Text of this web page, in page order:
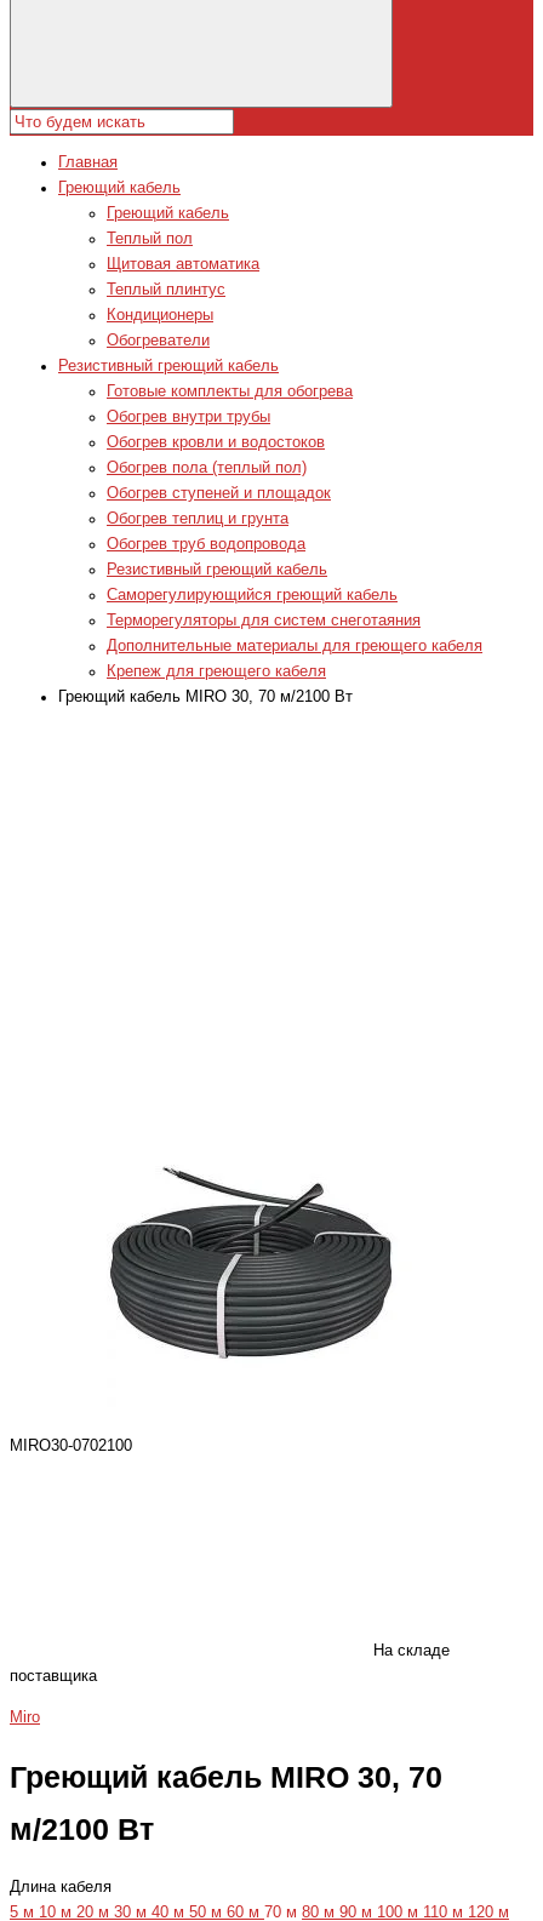
Главная
Греющий кабель
Греющий кабель
Теплый пол
Щитовая автоматика
Теплый плинтус
Кондиционеры
Обогреватели
Резистивный греющий кабель
Готовые комплекты для обогрева
Обогрев внутри трубы
Обогрев кровли и водостоков
Обогрев пола (теплый пол)
Обогрев ступеней и площадок
Обогрев теплиц и грунта
Обогрев труб водопровода
Резистивный греющий кабель
Саморегулирующийся греющий кабель
Терморегуляторы для систем снеготаяния
Дополнительные материалы для греющего кабеля
Крепеж для греющего кабеля
Греющий кабель MIRO 30, 70 м/2100 Вт
MIRO30-0702100
На складе
поставщика
Miro
Греющий кабель MIRO 30, 70
м/2100 Вт
Длина кабеля
5 м 10 м 20 м 30 м 40 м 50 м 60 м 70 м 80 м 90 м 100 м 110 м 120 м